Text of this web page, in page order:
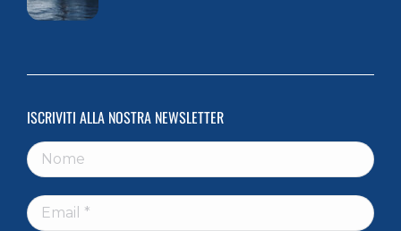
ISCRIVITI ALLA NOSTRA NEWSLETTER